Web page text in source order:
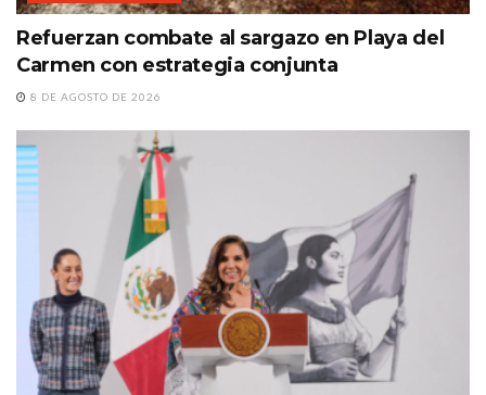
Refuerzan combate al sargazo en Playa del
Carmen con estrategia conjunta
8 DE AGOSTO DE 2026